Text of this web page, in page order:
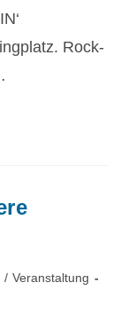
Rock-
/ Veranstaltung